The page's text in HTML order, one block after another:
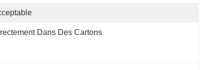
Dans Des Cartons